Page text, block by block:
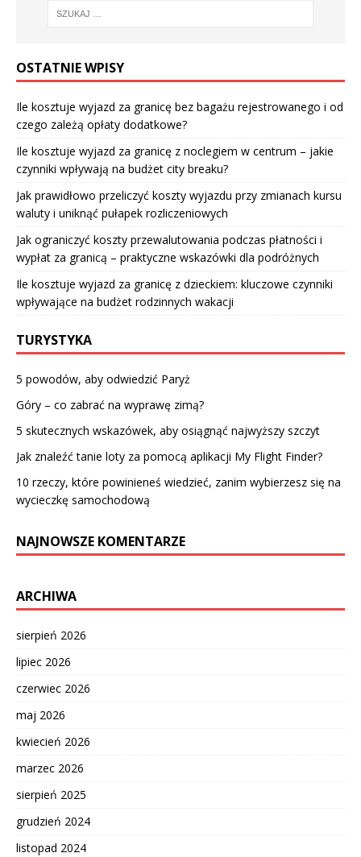
OSTATNIE WPISY
Ile kosztuje wyjazd za granicę bez bagażu rejestrowanego i od
czego zależą opłaty dodatkowe?
Ile kosztuje wyjazd za granicę z noclegiem w centrum – jakie
czynniki wpływają na budżet city breaku?
Jak prawidłowo przeliczyć koszty wyjazdu przy zmianach kursu
waluty i uniknąć pułapek rozliczeniowych
Jak ograniczyć koszty przewalutowania podczas płatności i
wypłat za granicą – praktyczne wskazówki dla podróżnych
Ile kosztuje wyjazd za granicę z dzieckiem: kluczowe czynniki
wpływające na budżet rodzinnych wakacji
TURYSTYKA
5 powodów, aby odwiedzić Paryż
Góry – co zabrać na wyprawę zimą?
5 skutecznych wskazówek, aby osiągnąć najwyższy szczyt
Jak znaleźć tanie loty za pomocą aplikacji My Flight Finder?
10 rzeczy, które powinieneś wiedzieć, zanim wybierzesz się na
wycieczkę samochodową
NAJNOWSZE KOMENTARZE
ARCHIWA
sierpień 2026
lipiec 2026
czerwiec 2026
maj 2026
kwiecień 2026
marzec 2026
sierpień 2025
grudzień 2024
listopad 2024